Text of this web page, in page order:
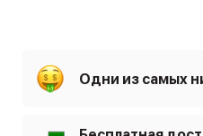
Одни из самых